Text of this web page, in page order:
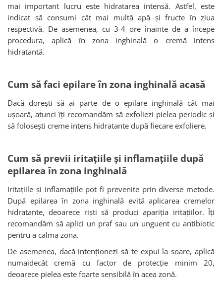
mai important lucru este hidratarea intensă. Astfel, este
indicat să consumi cât mai multă apă și fructe în ziua
respectivă. De asemenea, cu 3-4 ore înainte de a începe
procedura, aplică în zona inghinală o cremă intens
hidratantă.
Cum să faci epilare în zona inghinală acasă
Dacă dorești să ai parte de o epilare inghinală cât mai
ușoară, atunci îți recomandăm să exfoliezi pielea periodic și
să folosești creme intens hidratante după fiecare exfoliere.
Cum să previi iritațiile și inflamațiile după
epilarea în zona inghinală
Iritațiile și inflamațiile pot fi prevenite prin diverse metode.
După epilarea în zona inghinală evită aplicarea cremelor
hidratante, deoarece riști să produci apariția iritațiilor. Îți
recomandăm să aplici un praf sau un unguent cu antibiotic
pentru a calma zona.
De asemenea, dacă intenționezi să te expui la soare, aplică
numaidecât cremă cu factor de protecție minim 20,
deoarece pielea este foarte sensibilă în acea zonă.